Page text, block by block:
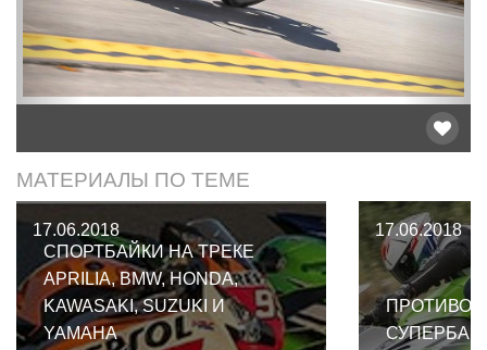
МАТЕРИАЛЫ ПО ТЕМЕ
17.06.2018
СПОРТБАЙКИ НА ТРЕКЕ
APRILIA, BMW, HONDA,
KAWASAKI, SUZUKI И
YAMAHA
17.06.2018